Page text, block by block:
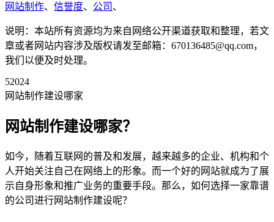
网站制作、 信誉度、 公司 、
说明：本站所有资源均为来自网络公开渠道获取和整理，若文
章或者网站内容涉及版权请发至邮箱：670136485@qq.com，
我们以便及时处理。
52024
网站制作建设哪家
网站制作建设哪家？
如今，随着互联网的普及和发展，越来越多的企业、机构和个
人开始关注自己在网络上的形象。而一个好的网站就成为了展
示自身形象和推广业务的重要手段。那么，如何选择一家靠谱
的公司进行网站制作建设呢？